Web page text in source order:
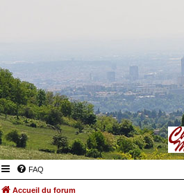
FAQ
Accueil du forum